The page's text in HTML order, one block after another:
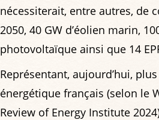
nécessiterait, entre autres, de
2050, 40 GW d’éolien marin,
photovoltaïque ainsi que 14
Représentant, aujourd’hui,
énergétique français (selon le
Review of Energy Institute